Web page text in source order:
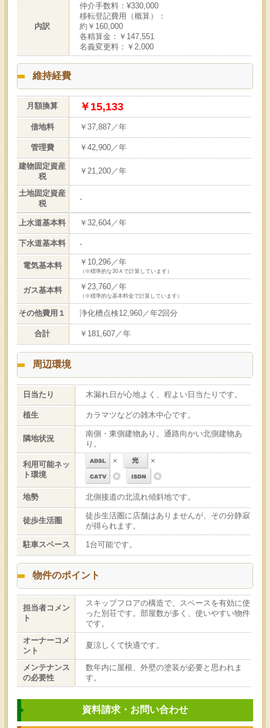
内訳
仲介手数料：¥330,000
移転登記費用（概算）：
約￥160,000
各精算金：￥147,551
名義変更料：￥2,000
維持経費
月額換算 ￥15,133
借地料 ￥37,887／年
管理費 ￥42,900／年
建物固定資産
税
￥21,200／年
土地固定資産
税
-
上水道基本料 ￥32,604／年
下水道基本料 -
電気基本料 ￥10,296／年
（※標準的な30Ａで計算しています）
ガス基本料 ￥23,760／年
（※標準的な基本料金で計算しています）
その他費用１ 浄化槽点検12,960／年2回分
合計 ￥181,607／年
周辺環境
日当たり 木漏れ日が心地よく、程よい日当たりです。
植生 カラマツなどの雑木中心です。
隣地状況
南側・東側建物あり。通路向かい北側建物あ
り。
利用可能ネッ
ト環境
×
×
◎
◎
地勢 北側接道の北流れ傾斜地です。
徒歩生活圏
徒歩生活圏に店舗はありませんが、その分静寂
が得られます。
駐車スペース 1台可能です。
物件のポイント
担当者コメン
ト
スキップフロアの構造で、スペースを有効に使
った別荘です。部屋数が多く、使いやすい物件
です。
オーナーコメ
ント
夏涼しくて快適です。
メンテナンス
の必要性
数年内に屋根、外壁の塗装が必要と思われま
す。
資料請求・お問い合わせ